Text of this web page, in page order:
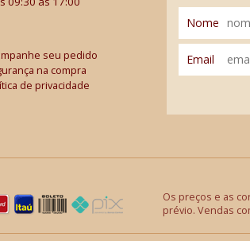
seu pedido
na compra
de privacidade
Nome
Email
Os preços e as
prévio. Vendas